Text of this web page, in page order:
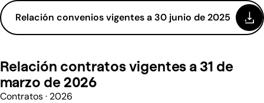
Relación convenios vigentes a 30 junio de 2025
(se abre en una nueva ventana)
Relación contratos vigentes a 31 de
marzo de 2026
Contratos · 2026